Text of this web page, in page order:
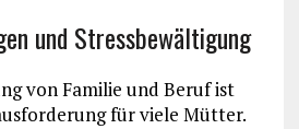
und Stressbewältigung
von Familie und Beruf ist
für viele Mütter.